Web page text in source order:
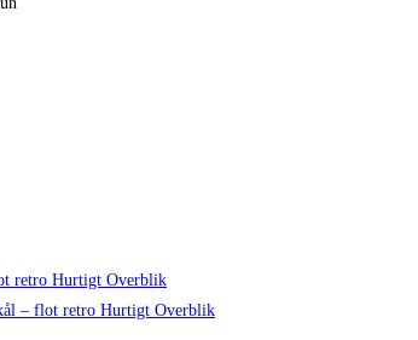
Hurtigt Overblik
Hurtigt Overblik